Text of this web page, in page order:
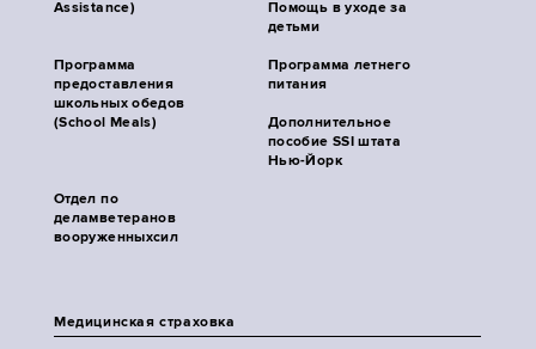
Assistance)
Помощь в уходе за
детьми
Программа
предоставления
школьных обедов
(School Meals)
Программа летнего
питания
Дополнительное
пособие SSI штата
Нью-Йорк
Отдел по
деламветеранов
вооруженныхсил
Медицинская страховка